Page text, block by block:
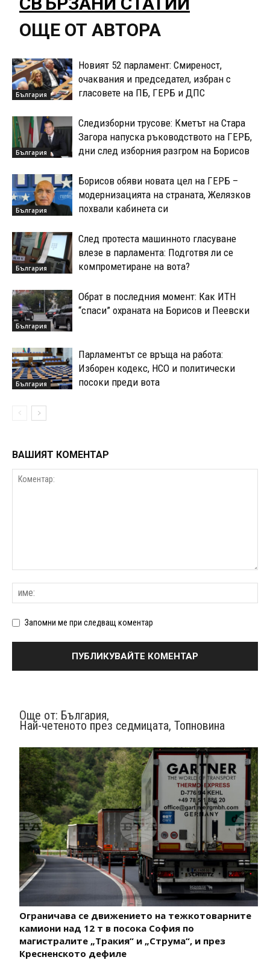
ОЩЕ ОТ АВТОРА
България
Новият 52 парламент: Смиреност,
очаквания и председател, избран с
гласовете на ПБ, ГЕРБ и ДПС
България
Следизборни трусове: Кметът на Стара
Загора напуска ръководството на ГЕРБ,
дни след изборния разгром на Борисов
България
Борисов обяви новата цел на ГЕРБ –
модернизацията на страната, Желязков
похвали кабинета си
България
След протеста машинното гласуване
влезе в парламента: Подготвя ли се
компрометиране на вота?
България
Обрат в последния момент: Как ИТН
“спаси” охраната на Борисов и Пеевски
България
Парламентът се връща на работа:
Изборен кодекс, НСО и политически
посоки преди вота
ВАШИЯТ КОМЕНТАР
Запомни ме при следващ коментар
Още от: България,
Най-четеното през седмицата, Топновина
Ограничава се движението на тежкотоварните
камиони над 12 т в посока София по
магистралите „Тракия“ и „Струма“, и през
Кресненското дефиле